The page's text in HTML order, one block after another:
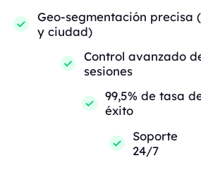
Geo-segmentación precisa
y ciudad)
Control avanzado
sesiones
99,5% de tasa
éxito
Soporte
24/7